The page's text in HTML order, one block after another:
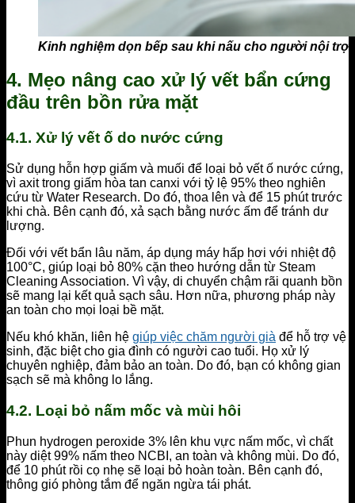
Kinh nghiệm dọn bếp sau khi nấu cho người nội trợ.
4. Mẹo nâng cao xử lý vết bẩn cứng
đầu trên bồn rửa mặt
4.1. Xử lý vết ố do nước cứng
Sử dụng hỗn hợp giấm và muối để loại bỏ vết ố nước cứng,
vì axit trong giấm hòa tan canxi với tỷ lệ 95% theo nghiên
cứu từ Water Research. Do đó, thoa lên và để 15 phút trước
khi chà. Bên cạnh đó, xả sạch bằng nước ấm để tránh dư
lượng.
Đối với vết bẩn lâu năm, áp dụng máy hấp hơi với nhiệt độ
100°C, giúp loại bỏ 80% cặn theo hướng dẫn từ Steam
Cleaning Association. Vì vậy, di chuyển chậm rãi quanh bồn
sẽ mang lại kết quả sạch sâu. Hơn nữa, phương pháp này
an toàn cho mọi loại bề mặt.
Nếu khó khăn, liên hệ giúp việc chăm người già để hỗ trợ vệ
sinh, đặc biệt cho gia đình có người cao tuổi. Họ xử lý
chuyên nghiệp, đảm bảo an toàn. Do đó, bạn có không gian
sạch sẽ mà không lo lắng.
4.2. Loại bỏ nấm mốc và mùi hôi
Phun hydrogen peroxide 3% lên khu vực nấm mốc, vì chất
này diệt 99% nấm theo NCBI, an toàn và không mùi. Do đó,
để 10 phút rồi cọ nhẹ sẽ loại bỏ hoàn toàn. Bên cạnh đó,
thông gió phòng tắm để ngăn ngừa tái phát.